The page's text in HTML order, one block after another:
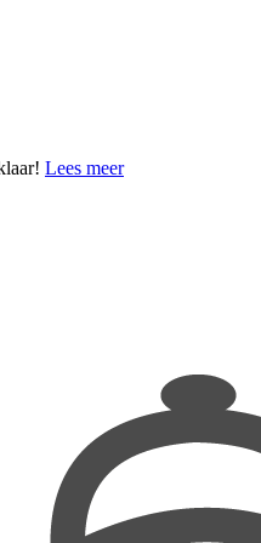
Lees meer